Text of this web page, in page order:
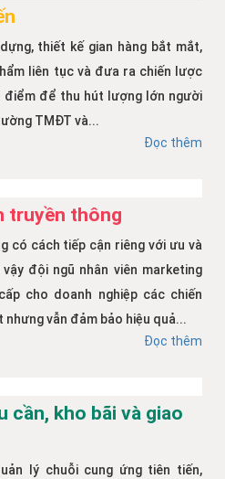
thiết kế gian hàng bắt mắt,
liên tục và đưa ra chiến lược
điểm để thu hút lượng lớn người
TMĐT và...
Đọc thêm
truyền thông
có cách tiếp cận riêng với ưu và
đội ngũ nhân viên marketing
cho doanh nghiệp các chiến
vẫn đảm bảo hiệu quả...
Đọc thêm
cần, kho bãi và giao
lý chuỗi cung ứng tiên tiến,